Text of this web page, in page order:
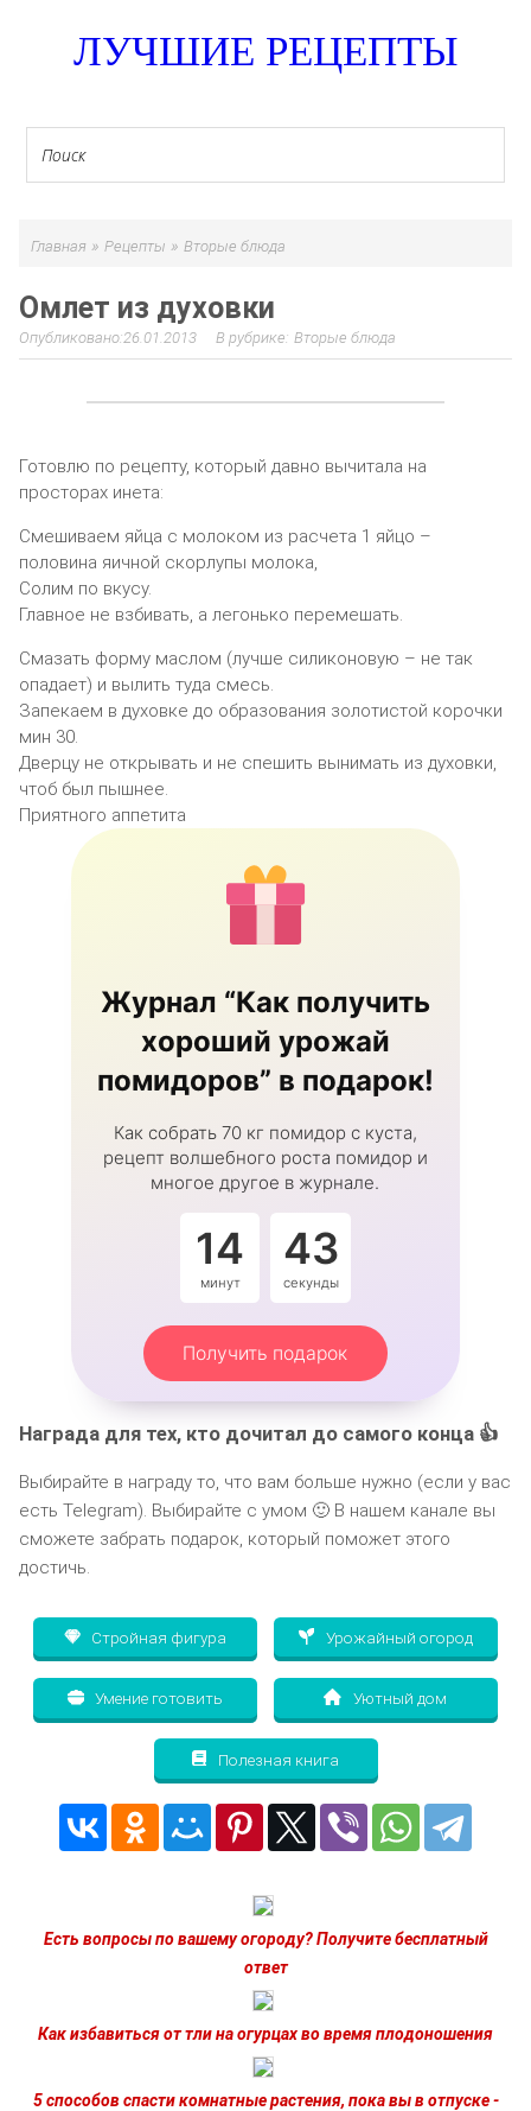
ЛУЧШИЕ РЕЦЕПТЫ
Главная » Рецепты » Вторые блюда
Омлет из духовки
26.01.2013 Вторые блюда
Готовлю по рецепту, который давно вычитала на
просторах инета:
Смешиваем яйца с молоком из расчета 1 яйцо –
половина яичной скорлупы молока,
Солим по вкусу.
Главное не взбивать, а легонько перемешать.
Смазать форму маслом (лучше силиконовую – не так
опадает) и вылить туда смесь.
Запекаем в духовке до образования золотистой корочки
мин 30.
Дверцу не открывать и не спешить вынимать из духовки,
чтоб был пышнее.
Приятного аппетита
Журнал “Как получить
хороший урожай
помидоров” в подарок!
Как собрать 70 кг помидор с куста,
рецепт волшебного роста помидор и
многое другое в журнале.
14
минут
42
секунды
Получить подарок
Награда для тех, кто дочитал до самого конца 👍
Выбирайте в награду то, что вам больше нужно (если у вас
есть Telegram). Выбирайте с умом 🙂 В нашем канале вы
сможете забрать подарок, который поможет этого
достичь.
Стройная фигура Урожайный огород
Умение готовить Уютный дом
Полезная книга
Есть вопросы по вашему огороду? Получите бесплатный
ответ
Как избавиться от тли на огурцах во время плодоношения
5 способов спасти комнатные растения, пока вы в отпуске -